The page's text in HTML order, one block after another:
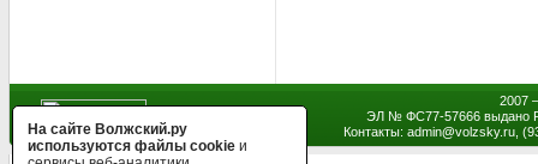
2007
ЭЛ № ФС77-57666 выдано
Контакты: admin@volzsky.ru,
На сайте Волжский.ру
используются файлы cookie и